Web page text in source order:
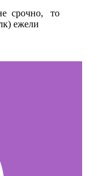
срочно, то
ежели